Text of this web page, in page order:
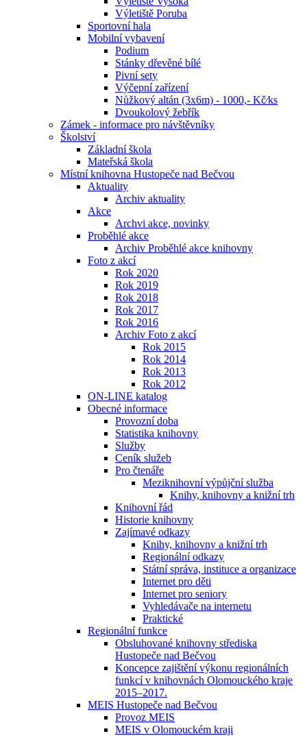
Výletiště Poruba
Sportovní hala
Mobilní vybavení
Podium
Stánky dřevěné bílé
Pivní sety
Výčepní zařízení
Nůžkový altán (3x6m) - 1000,- Kč⁄ks
Dvoukolový žebřík
Zámek - informace pro návštěvníky
Školství
Základní škola
Mateřská škola
Místní knihovna Hustopeče nad Bečvou
Aktuality
Archiv aktuality
Akce
Archvi akce, novinky
Proběhlé akce
Archiv Proběhlé akce knihovny
Foto z akcí
Rok 2020
Rok 2019
Rok 2018
Rok 2017
Rok 2016
Archiv Foto z akcí
Rok 2015
Rok 2014
Rok 2013
Rok 2012
ON-LINE katalog
Obecné informace
Provozní doba
Statistika knihovny
Služby
Ceník služeb
Pro čtenáře
Meziknihovní výpůjční služba
Knihy, knihovny a knižní trh
Knihovní řád
Historie knihovny
Zajímavé odkazy
Knihy, knihovny a knižní trh
Regionální odkazy
Státní správa, instituce a organizace
Internet pro děti
Internet pro seniory
Vyhledávače na internetu
Praktické
Regionální funkce
Obsluhované knihovny střediska
Hustopeče nad Bečvou
Koncepce zajištění výkonu regionálních
funkcí v knihovnách Olomouckého kraje
2015–2017.
MEIS Hustopeče nad Bečvou
Provoz MEIS
MEIS v Olomouckém kraji